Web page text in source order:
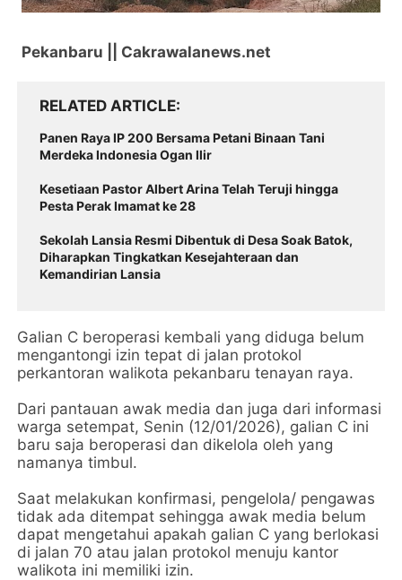
Pekanbaru || Cakrawalanews.net
RELATED ARTICLE
Panen Raya IP 200 Bersama Petani Binaan Tani
Merdeka Indonesia Ogan Ilir
Kesetiaan Pastor Albert Arina Telah Teruji hingga
Pesta Perak Imamat ke 28
Sekolah Lansia Resmi Dibentuk di Desa Soak Batok,
Diharapkan Tingkatkan Kesejahteraan dan
Kemandirian Lansia
Galian C beroperasi kembali yang diduga belum
mengantongi izin tepat di jalan protokol
perkantoran walikota pekanbaru tenayan raya.
Dari pantauan awak media dan juga dari informasi
warga setempat, Senin (12/01/2026), galian C ini
baru saja beroperasi dan dikelola oleh yang
namanya timbul.
Saat melakukan konfirmasi, pengelola/ pengawas
tidak ada ditempat sehingga awak media belum
dapat mengetahui apakah galian C yang berlokasi
di jalan 70 atau jalan protokol menuju kantor
walikota ini memiliki izin.